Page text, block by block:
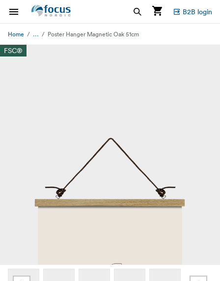
B2B login
Home ... Poster Hanger Magnetic Oak 51cm
FSC®